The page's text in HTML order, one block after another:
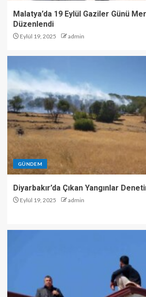
Malatya’da 19 Eylül Gaziler Günü
Düzenlendi
Eylül 19, 2025 admin
GÜNDEM
Diyarbakır’da Çıkan Yangınlar
Eylül 19, 2025 admin